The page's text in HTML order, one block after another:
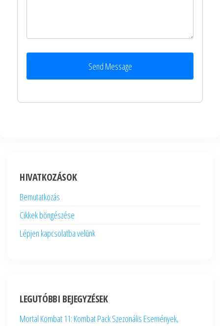
Send Message
HIVATKOZÁSOK
Bemutatkozás
Cikkek böngészése
Lépjen kapcsolatba velünk
LEGUTÓBBI BEJEGYZÉSEK
Mortal Kombat 11: Kombat Pack Szezonális Események,